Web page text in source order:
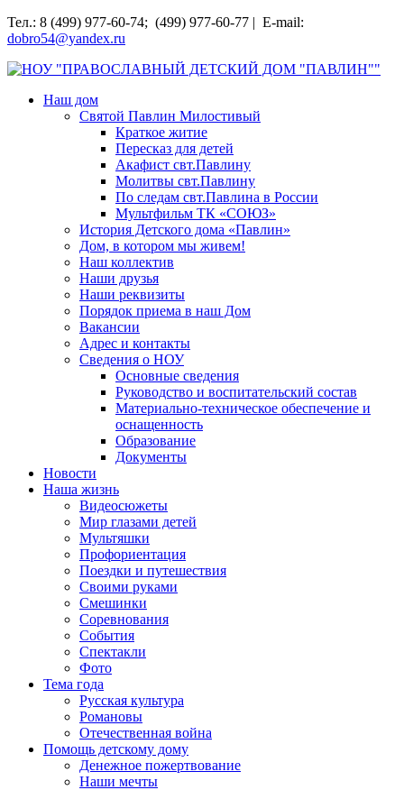
Перейти
к
Тел.: 8 (499) 977-60-74; (499) 977-60-77 | E-mail:
dobro54@yandex.ru
НОУ "ПРАВОСЛАВНЫЙ ДЕТСКИЙ ДОМ "ПАВЛИН""
Наш дом
Святой Павлин Милостивый
Краткое житие
Пересказ для детей
Акафист свт.Павлину
Молитвы свт.Павлину
По следам свт.Павлина в России
Мультфильм ТК «СОЮЗ»
История Детского дома «Павлин»
Дом, в котором мы живем!
Наш коллектив
Наши друзья
Наши реквизиты
Порядок приема в наш Дом
Вакансии
Адрес и контакты
Сведения о НОУ
Основные сведения
Руководство и воспитательский состав
Материально-техническое обеспечение и
оснащенность
Образование
Документы
Новости
Наша жизнь
Видеосюжеты
Мир глазами детей
Мультяшки
Профориентация
Поездки и путешествия
Своими руками
Смешинки
Соревнования
События
Спектакли
Фото
Тема года
Русская культура
Романовы
Отечественная война
Помощь детскому дому
Денежное пожертвование
Наши мечты